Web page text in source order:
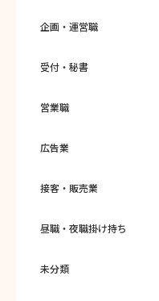
企画・運営職
受付・秘書
営業職
広告業
接客・販売業
昼職・夜職掛け持ち
未分類